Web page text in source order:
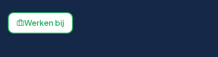
Werken bij